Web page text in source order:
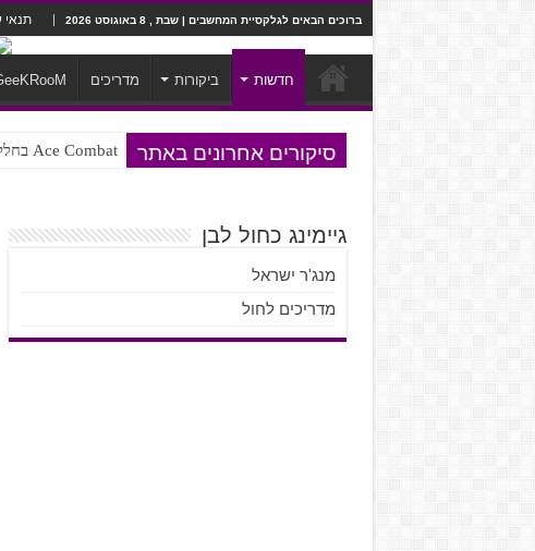
ברוכים הבאים לגלקסיית המחשבים | שבת , 8 באוגוסט 2026 תנאי
חדשות ביקורות מדריכים
סיקורים אחרונים באתר Ace Combat בחלל? לא, יותר מזה. ביקורת המשחק Chorus
Steven Universe והשירים שתורגמו בצורה נוראית לעברית
גיימינג כחול לבן
מנג'ר ישראל
מדריכים לחול